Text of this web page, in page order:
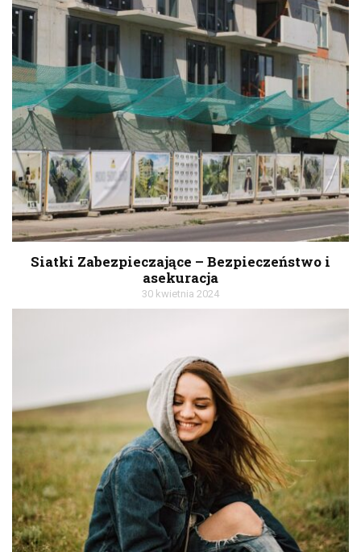
Siatki Zabezpieczające – Bezpieczeństwo i
asekuracja
30 kwietnia 2024